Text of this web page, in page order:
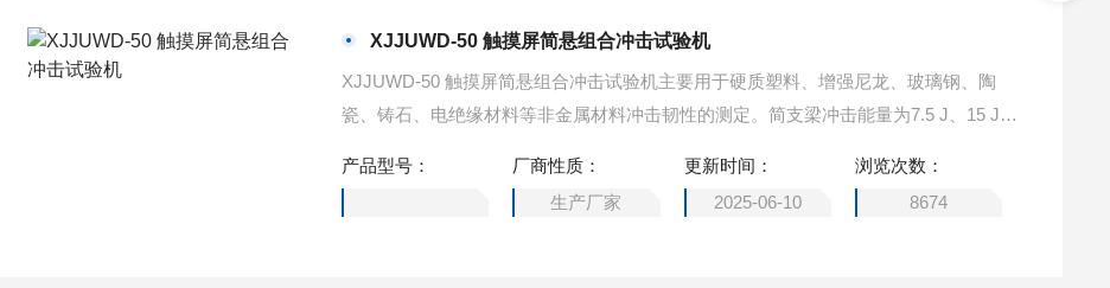
XJJUWD-50 触摸屏简悬组合冲击试验机
XJJUWD-50 触摸屏简悬组合冲击试验机主要用于硬质塑料、增强尼龙、玻璃钢、陶
瓷、铸石、电绝缘材料等非金属材料冲击韧性的测定。简支梁冲击能量为7.5 J、15 J、
产品型号：
厂商性质：
生产厂家
更新时间：
2025-06-10
浏览次数：
8674